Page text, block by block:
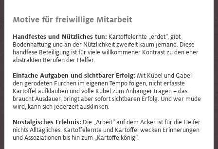
Motive für freiwillige Mitarbeit
Handfestes und Nützliches tun: Kartoffelernte „erdet“, gibt
Bodenhaftung und an der Nützlichkeit zweifelt kaum jemand. Diese
handfese Beteiligung ist für viele willkommener Kontrast zu den eher
abstrakten Berufen der Helfer.
Einfache Aufgaben und sichtbarer Erfolg: Mit Kübel und Gabel
den gerodeten Furchen im eigenen Tempo folgen, nicht erfasste
Kartoffel aufklauben und volle Kübel zum Anhänger tragen – das
braucht Ausdauer, bringt aber sofort sichtbaren Erfolg. Und wer müde
wird, kann sich jederzeit ausklinken.
Nostalgisches Erlebnis: Die „Arbeit“ auf dem Acker ist für die Helfer
nichts Alltägliches. Kartoffelernte und Kartoffel wecken Erinnerungen
und Assoziationen bis hin zum „Kartoffelkönig“.